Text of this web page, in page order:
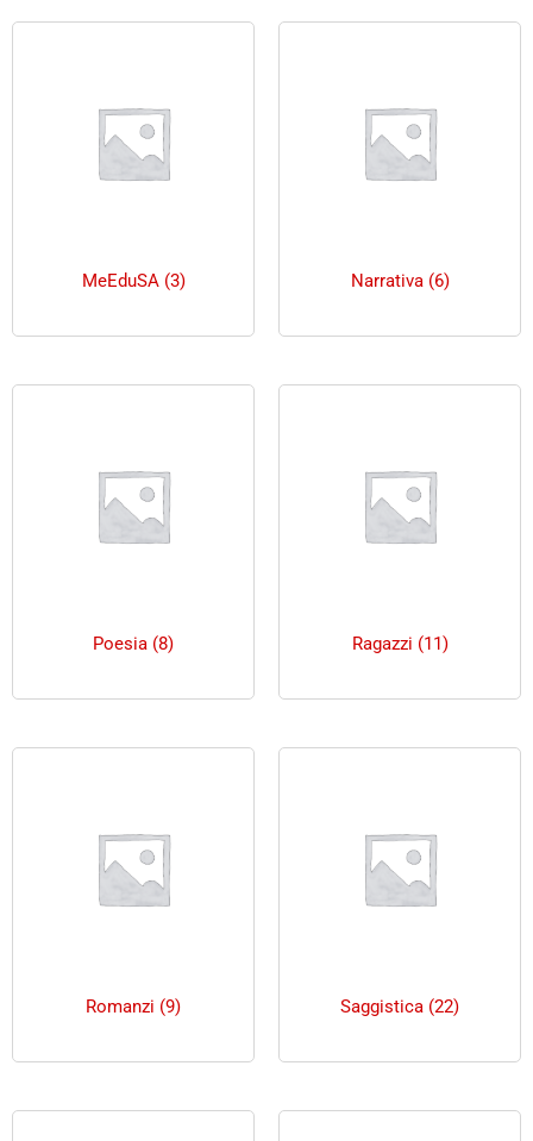
MeEduSA (3) Narrativa (6)
Poesia (8) Ragazzi (11)
Romanzi (9) Saggistica (22)